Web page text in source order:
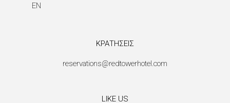
EN
ΚΡΑΤΗΣΕΙΣ
reservations@redtowerhotel.com
LIKE US